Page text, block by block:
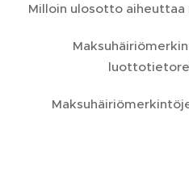
Milloin ulosotto aiheuttaa